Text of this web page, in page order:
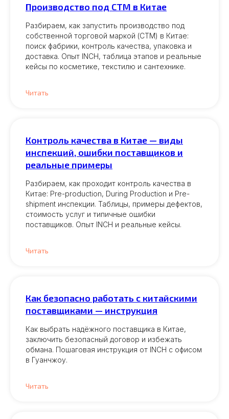
Производство под СТМ в Китае
Разбираем, как запустить производство под
собственной торговой маркой (СТМ) в Китае:
поиск фабрики, контроль качества, упаковка и
доставка. Опыт INCH, таблица этапов и реальные
кейсы по косметике, текстилю и сантехнике.
Читать
Контроль качества в Китае — виды
инспекций, ошибки поставщиков и
реальные примеры
Разбираем, как проходит контроль качества в
Китае: Pre-production, During Production и Pre-
shipment инспекции. Таблицы, примеры дефектов,
стоимость услуг и типичные ошибки
поставщиков. Опыт INCH и реальные кейсы.
Читать
Как безопасно работать с китайскими
поставщиками — инструкция
Как выбрать надёжного поставщика в Китае,
заключить безопасный договор и избежать
обмана. Пошаговая инструкция от INCH с офисом
в Гуанчжоу.
Читать